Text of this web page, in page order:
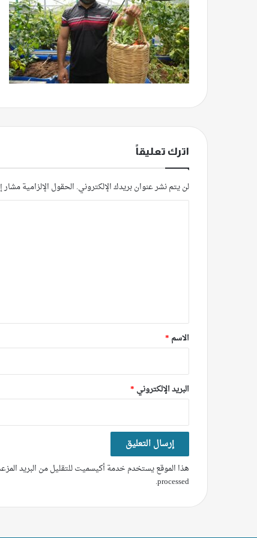
اترك تعليقاً
لن يتم نشر عنوان بريدك الإلكتروني.الحقول الإلزامية مشار
*
الاسم *
البريد الإلكتروني *
هذا الموقع يستخدم خدمة أكيسميت للتقليل من البريد
processed
.